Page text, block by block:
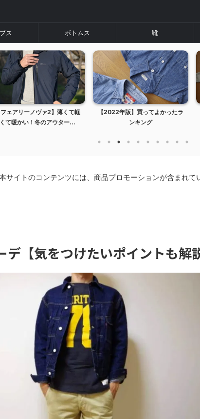
ス ボトムス 靴
フェアリーノヴァ2】薄くて軽
くて暖かい！冬のアウター...
【2022年版】買ってよかったラ
ンキング
サイトのコンテンツには、商品プロモーションが含まれて
デ【気をつけたいポイントも解